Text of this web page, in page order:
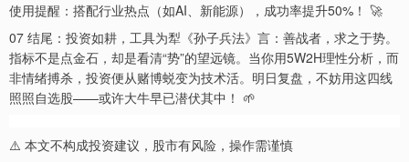
使用提醒：搭配行业热点（如AI、新能源），成功率提升50%！ 🚀
07 结尾：投资如耕，工具为犁《孙子兵法》言：善战者，求之于势。
指标不是点金石，却是看清“势”的望远镜。当你用5W2H理性分析，而
非情绪搏杀，投资便从赌博蜕变为技术活。明日复盘，不妨用这四线
照照自选股——或许大牛早已潜伏其中！ 🌱
⚠️ 本文不构成投资建议，股市有风险，操作需谨慎